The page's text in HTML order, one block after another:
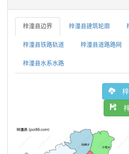
梓潼县边界 梓潼县建筑轮廓
梓潼县铁路轨道 梓潼县道路路网
梓潼县水系水路
梓
梓